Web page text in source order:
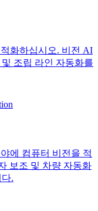
화하십시오. 비전 AI
조립 라인 자동화를
에 컴퓨터 비전을 적
보조 및 차량 자동화
.